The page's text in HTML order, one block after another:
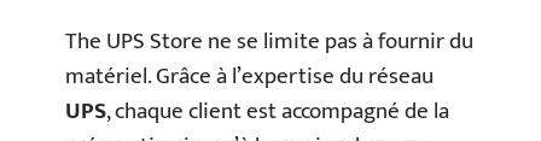
The UPS Store ne se limite pas à fournir du
matériel. Grâce à l’expertise du réseau
UPS, chaque client est accompagné de la